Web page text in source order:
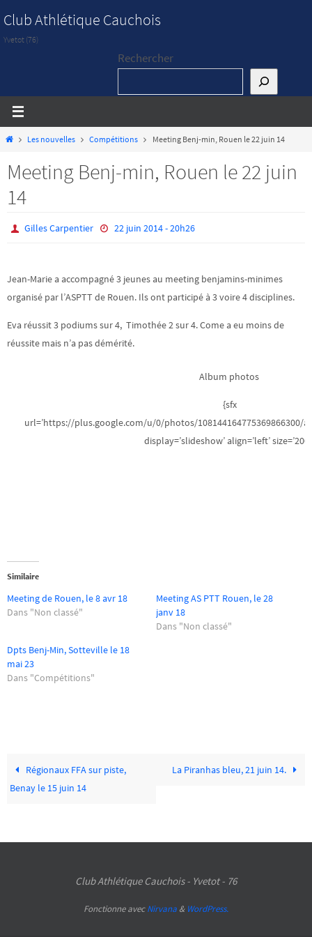
vers
le
Club Athlétique Cauchois
Yvetot (76)
Rechercher
HomeLes nouvelles Compétitions Meeting Benj-min, Rouen le 22 juin 14
Meeting Benj-min, Rouen le 22 juin
14
Gilles Carpentier 22 juin 2014 - 20h26
Jean-Marie a accompagné 3 jeunes au meeting benjamins-minimes
organisé par l’ASPTT de Rouen. Ils ont participé à 3 voire 4 disciplines.
Eva réussit 3 podiums sur 4, Timothée 2 sur 4. Come a eu moins de
réussite mais n’a pas démérité.
Album photos
{sfx
url=’https://plus.google.com/u/0/photos/108144164775369866300/
display=’slideshow’ align=’left’
Similaire
Meeting de Rouen, le 8 avr 18
Dans "Non classé"
Meeting AS PTT Rouen, le 28
janv 18
Dans "Non classé"
Dpts Benj-Min, Sotteville le 18
mai 23
Dans "Compétitions"
Régionaux FFA sur piste,
Benay le 15 juin 14
La Piranhas bleu, 21 juin 14.
Club Athlétique Cauchois - Yvetot - 76
Fonctionne avecNirvana & WordPress.